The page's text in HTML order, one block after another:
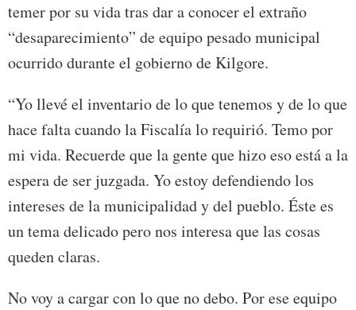
temer por su vida tras dar a conocer el extraño
“desaparecimiento” de equipo pesado municipal
ocurrido durante el gobierno de Kilgore.
“Yo llevé el inventario de lo que tenemos y de lo que
hace falta cuando la Fiscalía lo requirió. Temo por
mi vida. Recuerde que la gente que hizo eso está a la
espera de ser juzgada. Yo estoy defendiendo los
intereses de la municipalidad y del pueblo. Éste es
un tema delicado pero nos interesa que las cosas
queden claras.
No voy a cargar con lo que no debo. Por ese equipo